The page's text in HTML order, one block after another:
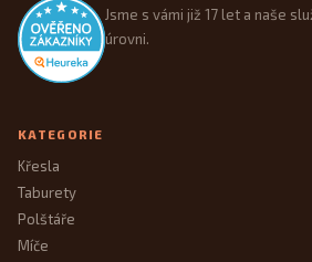
Jsme s vámi již 17 let a naše
úrovni.
KATEGORIE
Křesla
Taburety
Polštáře
Míče